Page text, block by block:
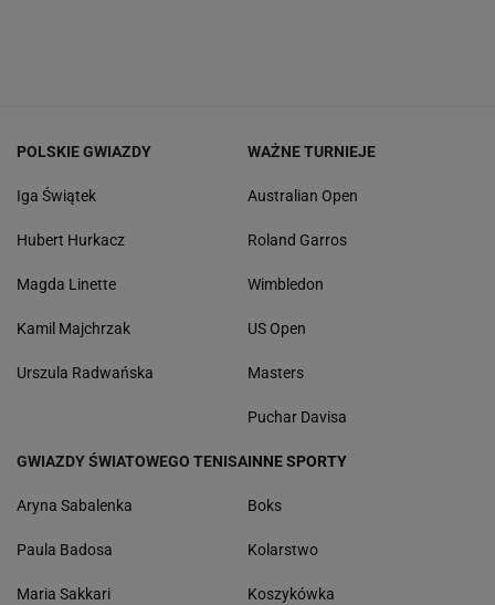
POLSKIE GWIAZDY
Iga Świątek
Hubert Hurkacz
Magda Linette
Kamil Majchrzak
Urszula Radwańska
WAŻNE TURNIEJE
Australian Open
Roland Garros
Wimbledon
US Open
Masters
Puchar Davisa
GWIAZDY ŚWIATOWEGO TENISA
Aryna Sabalenka
Paula Badosa
Maria Sakkari
INNE SPORTY
Boks
Kolarstwo
Koszykówka